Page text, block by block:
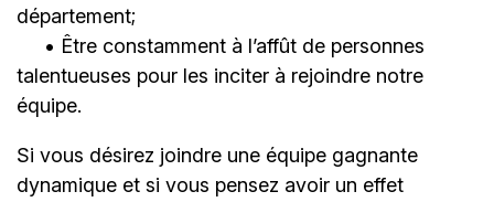
département;
• Être constamment à l’affût de personnes
talentueuses pour les inciter à rejoindre notre
équipe.
Si vous désirez joindre une équipe gagnante
dynamique et si vous pensez avoir un effet